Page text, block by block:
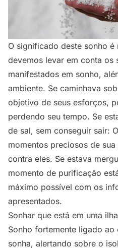
O significado deste sonho
devemos levar em conta os
manifestados em sonho,
ambiente. Se caminhava
objetivo de seus esforços,
perdendo seu tempo. Se
de sal, sem conseguir sair:
momentos preciosos de
contra eles. Se estava
momento de purificação
máximo possível com os
apresentados.
Sonhar que está em uma
Sonho fortemente ligado
sonha, alertando sobre o